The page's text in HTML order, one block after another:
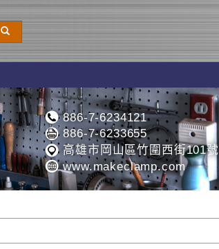
886-7-6234121
886-7-6233655
高雄市岡山區竹圍西街101號
www.makeclamp.com